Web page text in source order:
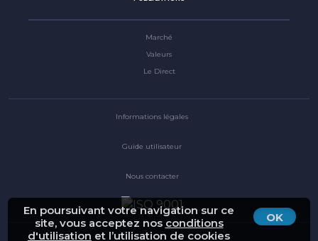
OK
En poursuivant votre navigation sur ce
site, vous acceptez nos conditions
d'utilisation et l’utilisation de cookies
Marché
Valeurs
Le Direct
Informations légales
Guide utilisateur
Nous contacter